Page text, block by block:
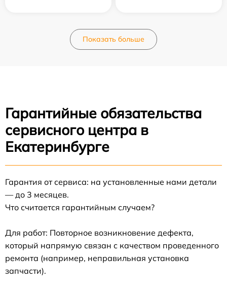
Показать больше
Гарантийные обязательства
сервисного центра в
Екатеринбурге
Гарантия от сервиса: на установленные нами детали
— до 3 месяцев.
Что считается гарантийным случаем?
Для работ: Повторное возникновение дефекта,
который напрямую связан с качеством проведенного
ремонта (например, неправильная установка
запчасти).